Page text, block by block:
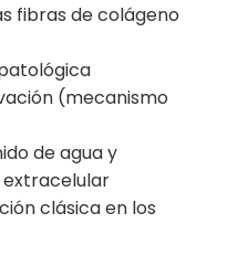
fibras de colágeno
(mecanismo
de agua y
clásica en los